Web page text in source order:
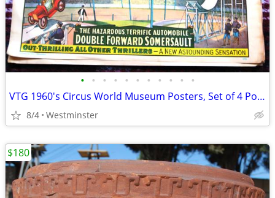
• • • • • • • • • • •
VTG 1960's Circus World Museum Posters, Set of 4 Posters New Old Stock
8/4 Westminster
$180